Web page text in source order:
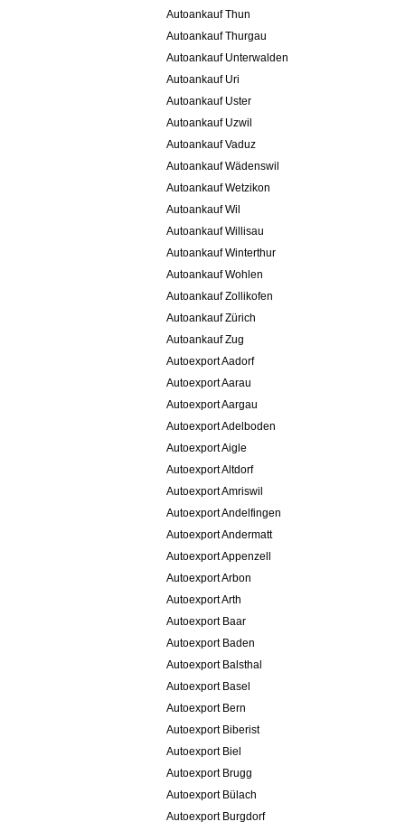
Autoankauf Thun
Autoankauf Thurgau
Autoankauf Unterwalden
Autoankauf Uri
Autoankauf Uster
Autoankauf Uzwil
Autoankauf Vaduz
Autoankauf Wädenswil
Autoankauf Wetzikon
Autoankauf Wil
Autoankauf Willisau
Autoankauf Winterthur
Autoankauf Wohlen
Autoankauf Zollikofen
Autoankauf Zürich
Autoankauf Zug
Autoexport Aadorf
Autoexport Aarau
Autoexport Aargau
Autoexport Adelboden
Autoexport Aigle
Autoexport Altdorf
Autoexport Amriswil
Autoexport Andelfingen
Autoexport Andermatt
Autoexport Appenzell
Autoexport Arbon
Autoexport Arth
Autoexport Baar
Autoexport Baden
Autoexport Balsthal
Autoexport Basel
Autoexport Bern
Autoexport Biberist
Autoexport Biel
Autoexport Brugg
Autoexport Bülach
Autoexport Burgdorf